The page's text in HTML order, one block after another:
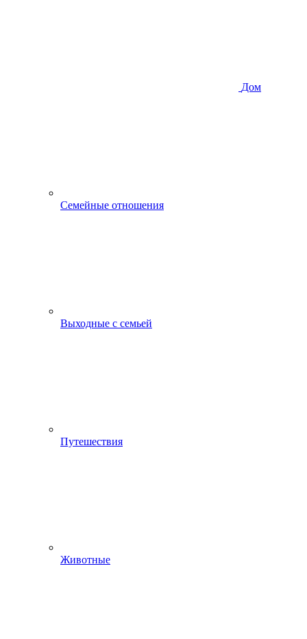
Дом
Семейные отношения
Выходные с семьей
Путешествия
Животные